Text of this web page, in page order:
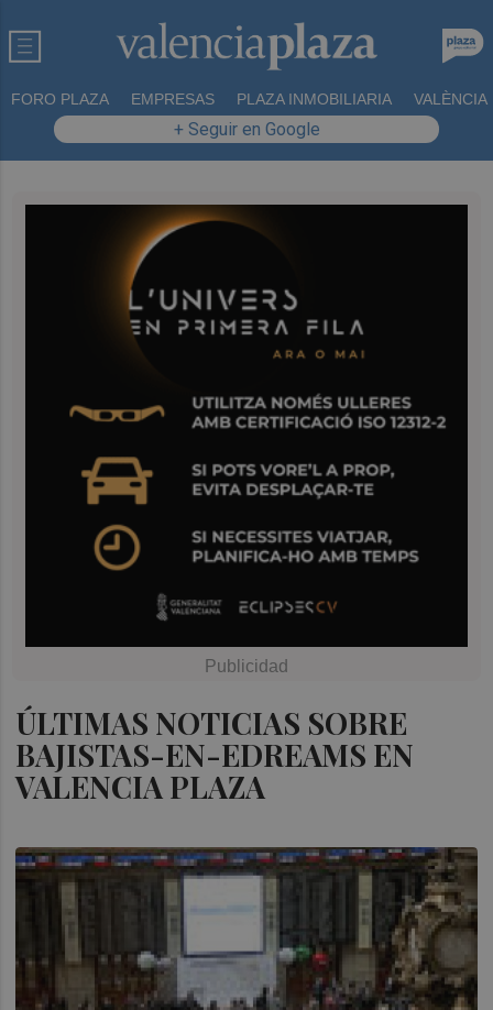
FORO PLAZA EMPRESAS PLAZA INMOBILIARIA VALÈNCIA
+ Seguir en Google
ÚLTIMAS NOTICIAS SOBRE
BAJISTAS-EN-EDREAMS EN
VALENCIA PLAZA